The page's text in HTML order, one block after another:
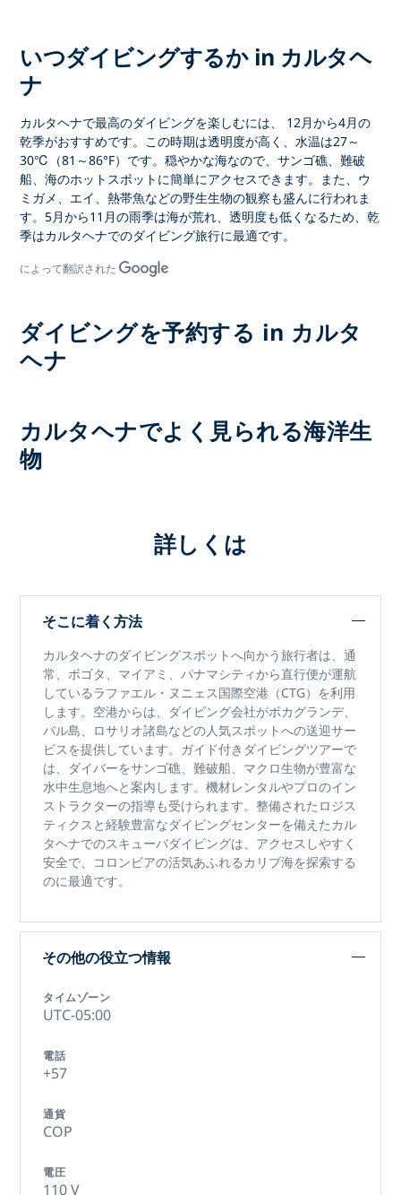
いつダイビングするか in カルタヘ
ナ
カルタヘナで最高のダイビングを楽しむには、 12月から4月の
乾季がおすすめです。この時期は透明度が高く、水温は27～
30℃（81～86°F）です。穏やかな海なので、サンゴ礁、難破
船、海のホットスポットに簡単にアクセスできます。また、ウ
ミガメ、エイ、熱帯魚などの野生生物の観察も盛んに行われま
す。5月から11月の雨季は海が荒れ、透明度も低くなるため、乾
季はカルタヘナでのダイビング旅行に最適です。
によって翻訳された
ダイビングを予約する in カルタ
ヘナ
カルタヘナでよく見られる海洋生
物
詳しくは
そこに着く方法
カルタヘナのダイビングスポットへ向かう旅行者は、通
常、ボゴタ、マイアミ、パナマシティから直行便が運航
しているラファエル・ヌニェス国際空港（CTG） を利用
します。空港からは、ダイビング会社がボカグランデ、
バル島、ロサリオ諸島などの人気スポットへの送迎サー
ビスを提供しています。ガイド付きダイビングツアーで
は、ダイバーをサンゴ礁、難破船、マクロ生物が豊富な
水中生息地へと案内します。機材レンタルやプロのイン
ストラクターの指導も受けられます。整備されたロジス
ティクスと経験豊富なダイビングセンターを備えたカル
タヘナでのスキューバダイビングは、アクセスしやすく
安全で、コロンビアの活気あふれるカリブ海を探索する
のに最適です。
その他の役立つ情報
タイムゾーン
UTC-05:00
電話
+57
通貨
COP
電圧
110 V